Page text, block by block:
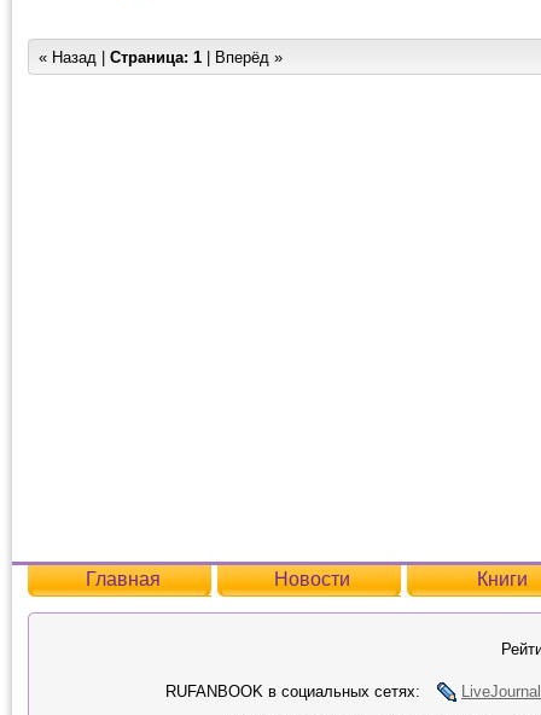
« Назад | Страница: 1 | Вперёд »
Главная Новости Книги
RUFANBOOK в социальных сетях:
LiveJournal